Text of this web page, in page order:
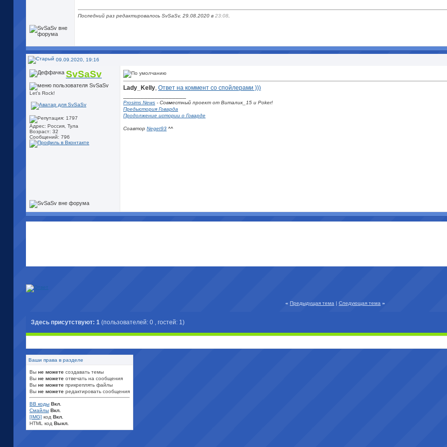
Последний раз редактировалось SvSaSv, 29.08.2020 в 23:08
09.09.2020, 19:16
SvSaSv
Let's Rock!
Адрес: Россия, Тула
Возраст: 32
Сообщений: 796
Lady_Kelly, Ответ на коммент со спойлерами )))
Prosims News - Совместный проект от Виталик_15 и Poker!
Предыстория Говарда
Продолжение истории о Говарде
Соавтор Neget93 ^^
« Предыдущая тема | Следующая тема »
Здесь присутствуют: 1 (пользователей: 0 , гостей: 1)
Ваши права в разделе
Вы не можете создавать темы
Вы не можете отвечать на сообщения
Вы не можете прикреплять файлы
Вы не можете редактировать сообщения
BB коды Вкл.
Смайлы Вкл.
[IMG] код Вкл.
HTML код Выкл.